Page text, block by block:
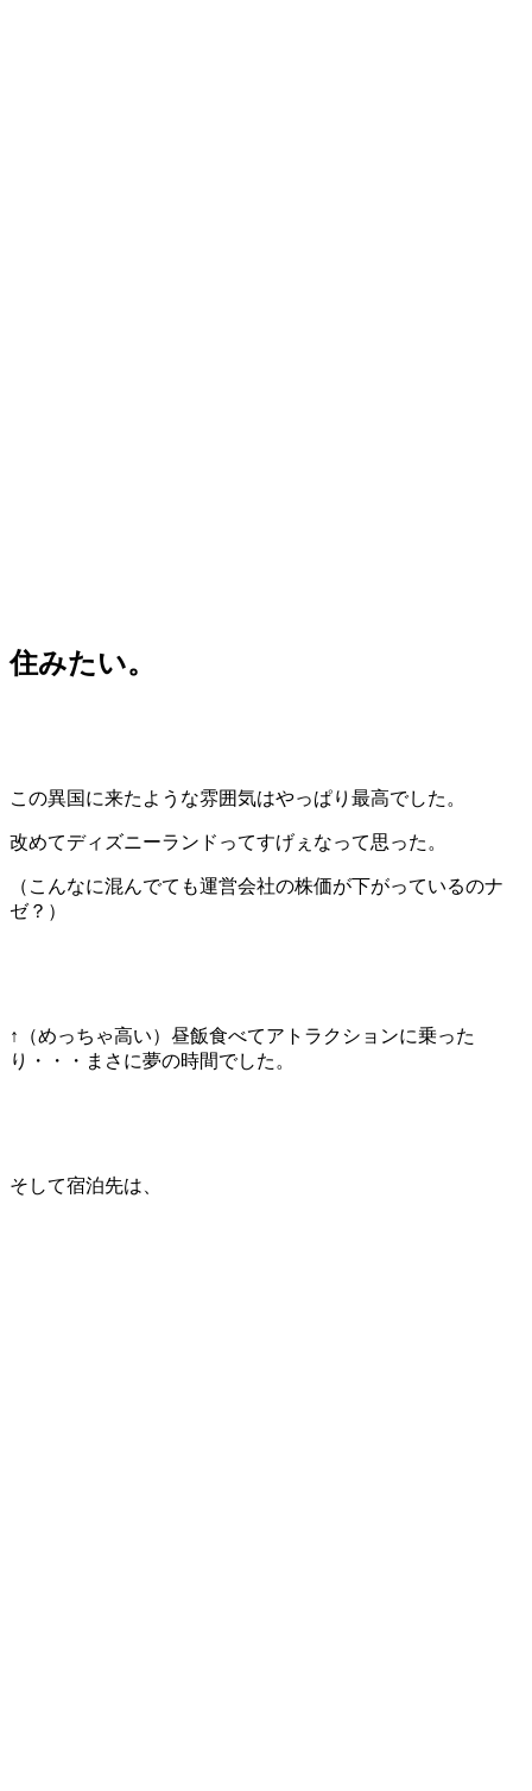
住みたい。
この異国に来たような雰囲気はやっぱり最高でした。
改めてディズニーランドってすげぇなって思った。
（こんなに混んでても運営会社の株価が下がっているのナ
ゼ？）
↑（めっちゃ高い）昼飯食べてアトラクションに乗った
り・・・まさに夢の時間でした。
そして宿泊先は、